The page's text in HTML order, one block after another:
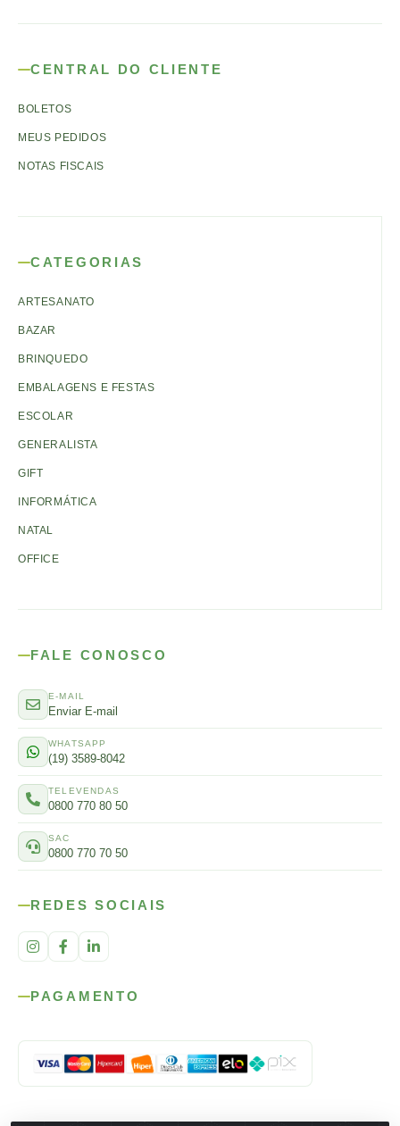
CENTRAL DO CLIENTE
BOLETOS
MEUS PEDIDOS
NOTAS FISCAIS
CATEGORIAS
ARTESANATO
BAZAR
BRINQUEDO
EMBALAGENS E FESTAS
ESCOLAR
GENERALISTA
GIFT
INFORMÁTICA
NATAL
OFFICE
FALE CONOSCO
E-MAIL
Enviar E-mail
WHATSAPP
(19) 3589-8042
TELEVENDAS
0800 770 80 50
SAC
0800 770 70 50
REDES SOCIAIS
PAGAMENTO